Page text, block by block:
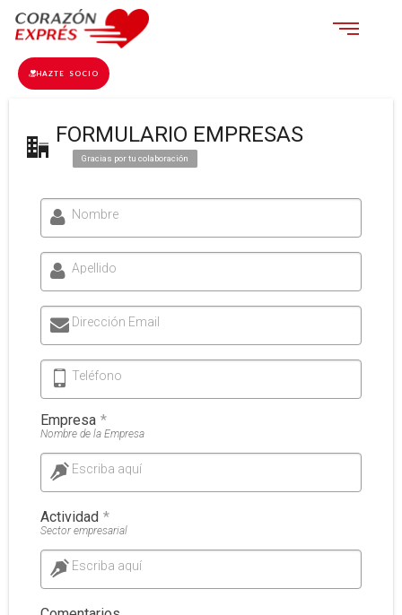
HAZTE SOCIO
FORMULARIO EMPRESAS
Gracias por tu colaboración
Nombre
Apellido
Dirección Email
Teléfono
Empresa *
Nombre de la Empresa
Escriba aquí
Actividad *
Sector empresarial
Escriba aquí